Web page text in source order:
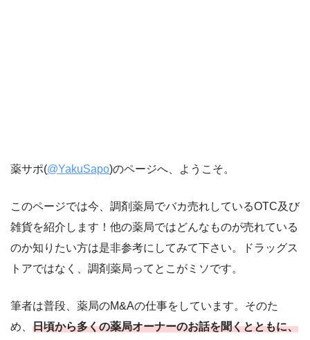
薬サポ(@YakuSapo)のページへ、ようこそ。
このページでは今、調剤薬局でバカ売れしているOTC及び
雑貨を紹介します！他の薬局ではどんなものが売れている
のか知りたい方は是非参考にしてみて下さい。ドラッグス
トアではなく、調剤薬局ってとこがミソです。
筆者は普段、薬局のM&Aの仕事をしています。そのた
め、 日頃から多くの薬局オーナーのお話を聞くとともに、